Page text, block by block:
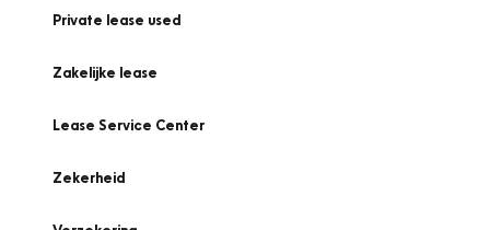
Private lease used
Zakelijke lease
Lease Service Center
Zekerheid